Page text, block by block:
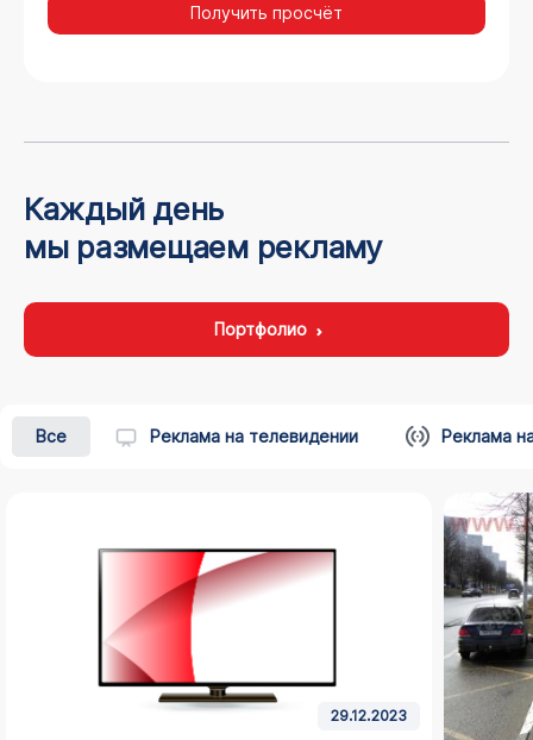
Получить просчёт
Каждый день
мы размещаем рекламу
Портфолио
Все Реклама на телевидении Реклама
29.12.2023